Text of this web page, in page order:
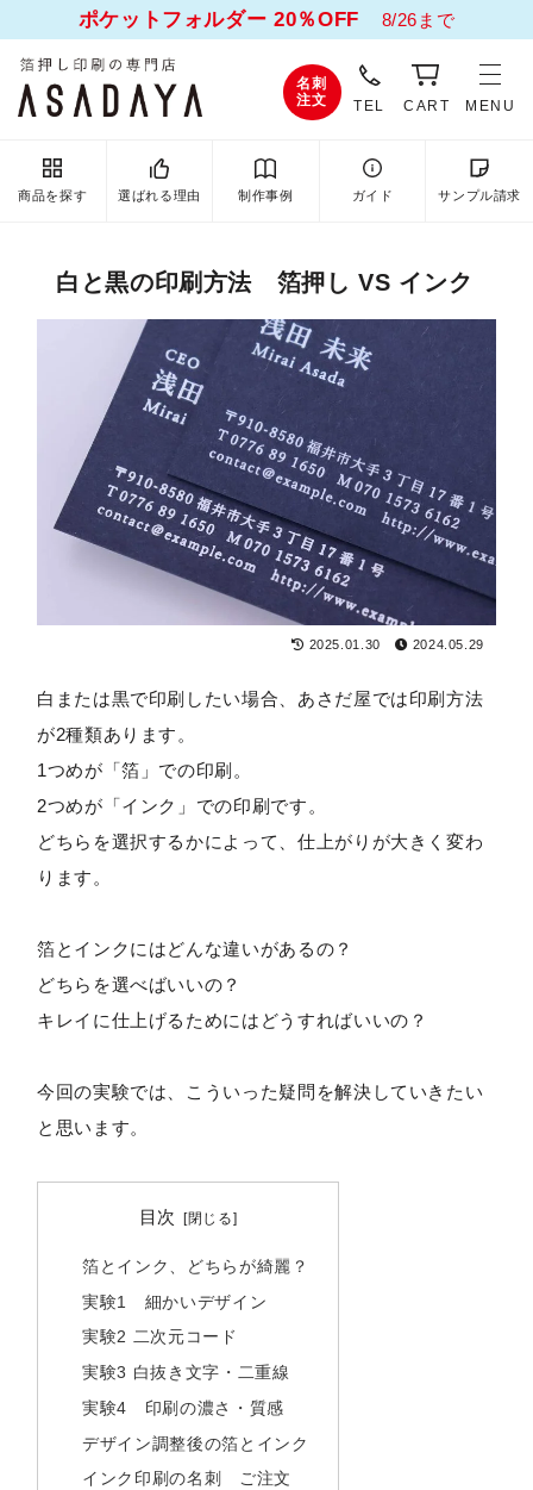
ポケットフォルダー 20％OFF 8/26まで
名刺
注文
TEL CART MENU
商品を探す 選ばれる理由 制作事例 ガイド サンプル請求
白と黒の印刷方法 箔押し VS インク
2025.01.30 2024.05.29
白または黒で印刷したい場合、あさだ屋では印刷方法
が2種類あります。
1つめが「箔」での印刷。
2つめが「インク」での印刷です。
どちらを選択するかによって、仕上がりが大きく変わ
ります。
箔とインクにはどんな違いがあるの？
どちらを選べばいいの？
キレイに仕上げるためにはどうすればいいの？
今回の実験では、こういった疑問を解決していきたい
と思います。
目次
箔とインク、どちらが綺麗？
実験1 細かいデザイン
実験2 二次元コード
実験3 白抜き文字・二重線
実験4 印刷の濃さ・質感
デザイン調整後の箔とインク
インク印刷の名刺 ご注文